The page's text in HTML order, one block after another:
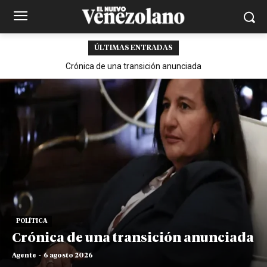
ÚLTIMAS ENTRADAS
Crónica de una transición anunciada
POLÍTICA
Crónica de una transición anunciada
Agente - 6 agosto 2026